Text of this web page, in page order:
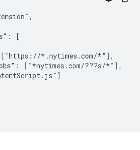
[
*.nytimes.com/*"],
["*nytimes.com/???s/*"],